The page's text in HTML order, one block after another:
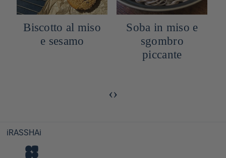
Biscotto al miso
e sesamo
Soba in miso e
sgombro
piccante
‹›
iRASSHAi